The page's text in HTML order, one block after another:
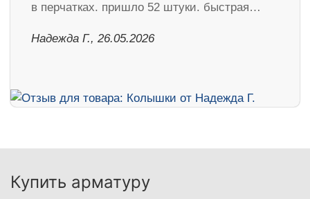
в перчатках. пришло 52 штуки. быстрая…
Надежда Г., 26.05.2026
Купить арматуру